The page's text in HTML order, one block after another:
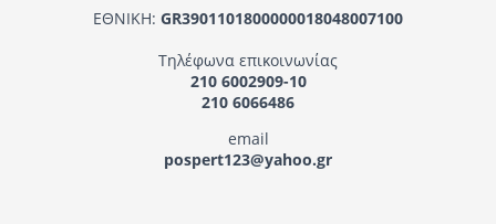
ΕΘΝΙΚΗ: GR3901101800000018048007100
Τηλέφωνα επικοινωνίας
210 6002909-10
210 6066486
email
pospert123@yahoo.gr